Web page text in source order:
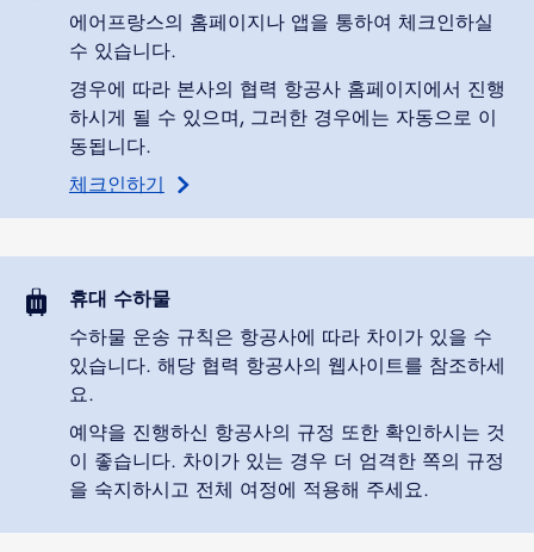
에어프랑스의 홈페이지나 앱을 통하여 체크인하실
수 있습니다.
경우에 따라 본사의 협력 항공사 홈페이지에서 진행
하시게 될 수 있으며, 그러한 경우에는 자동으로 이
동됩니다.
체크인하기
휴대 수하물
수하물 운송 규칙은 항공사에 따라 차이가 있을 수
있습니다. 해당 협력 항공사의 웹사이트를 참조하세
요.
예약을 진행하신 항공사의 규정 또한 확인하시는 것
이 좋습니다. 차이가 있는 경우 더 엄격한 쪽의 규정
을 숙지하시고 전체 여정에 적용해 주세요.